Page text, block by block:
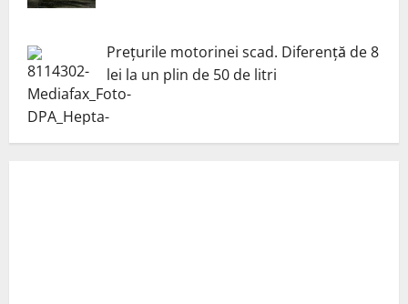
Prețurile motorinei scad. Diferență de 8
lei la un plin de 50 de litri